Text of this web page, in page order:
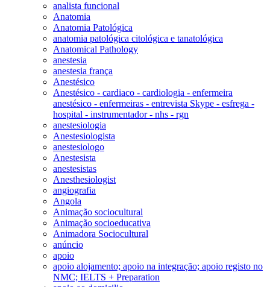
analista funcional
Anatomia
Anatomia Patológica
anatomia patológica citológica e tanatológica
Anatomical Pathology
anestesia
anestesia frança
Anestésico
Anestésico - cardiaco - cardiologia - enfermeira
anestésico - enfermeiras - entrevista Skype - esfrega -
hospital - instrumentador - nhs - rgn
anestesiologia
Anestesiologista
anestesiologo
Anestesista
anestesistas
Anesthesiologist
angiografia
Angola
Animação sociocultural
Animação socioeducativa
Animadora Sociocultural
anúncio
apoio
apoio alojamento; apoio na integração; apoio registo no
NMC; IELTS + Preparation